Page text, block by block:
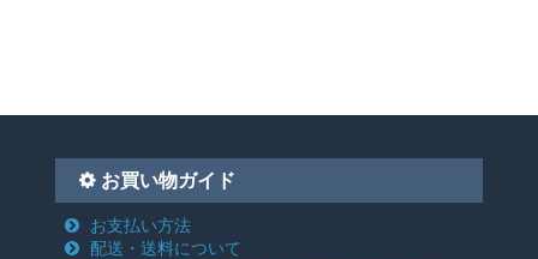
お買い物ガイド
お支払い方法
配送・送料について